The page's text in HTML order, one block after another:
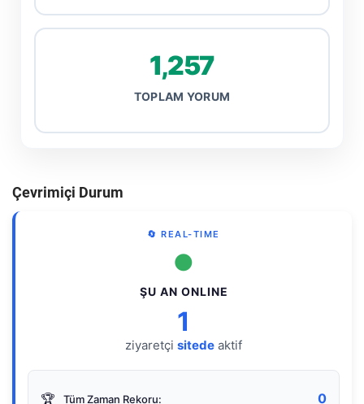
1,257
TOPLAM YORUM
Çevrimiçi Durum
🔄 REAL-TIME
●
ŞU AN ONLINE
1
ziyaretçi sitede aktif
🏆 Tüm Zaman Rekoru: 0